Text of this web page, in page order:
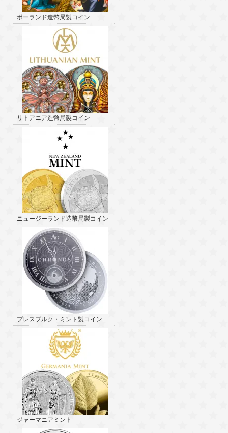
ポーランド造幣局製コイン
リトアニア造幣局製コイン
ニュージーランド造幣局製コイン
プレスブルク・ミント製コイン
ジャーマニアミント